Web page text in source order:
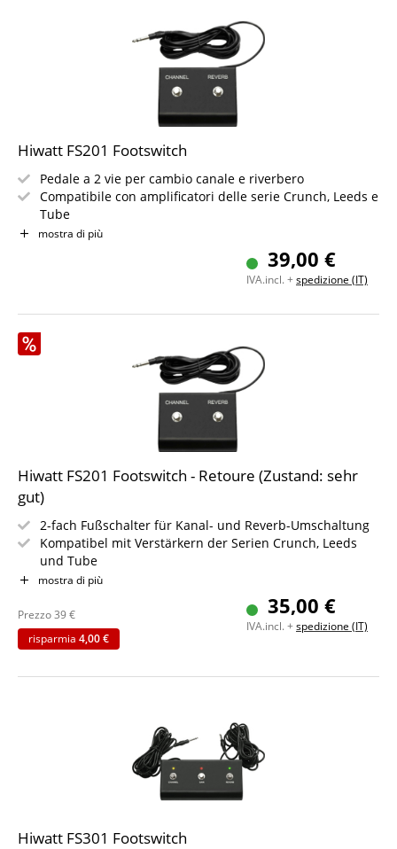
Hiwatt FS201 Footswitch
Pedale a 2 vie per cambio canale e riverbero
Compatibile con amplificatori delle serie Crunch, Leeds e
Tube
Custodia robusta, lavorazione solida
Design compatto: 50 x 135 x 110 mm
mostra di più
39,00 €
IVA.incl. +spedizione (IT)
Hiwatt FS201 Footswitch - Retoure (Zustand: sehr
gut)
2-fach Fußschalter für Kanal- und Reverb-Umschaltung
Kompatibel mit Verstärkern der Serien Crunch, Leeds
und Tube
Stabiles Gehäuse, robust verarbeitet
Inklusive fest installiertem Klinkenkabel (ca. 5 m)
Kompaktes Design: 50 x 135 x 110 mm
Stromversorgung nicht erforderlich
mostra di più
35,00 €
IVA.incl. +spedizione (IT)
Prezzo39€
risparmia 4,00 €
Hiwatt FS301 Footswitch